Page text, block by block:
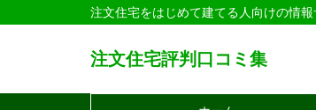
注文住宅をはじめて建てる人向けの情
注文住宅評判口コミ集